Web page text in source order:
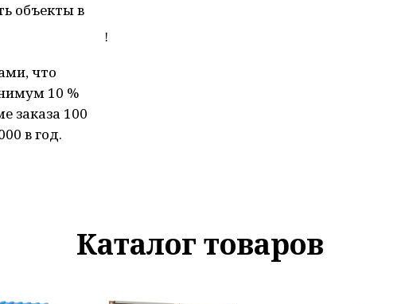
объекты в
что
10 %
заказа 100
в год.
!
Каталог товаров